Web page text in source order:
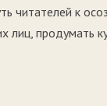
читателей к
лиц, продумать